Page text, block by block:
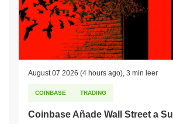
August 07 2026 (4 hours ago) 3 min leer
COINBASE TRADING
Coinbase Añade Wall Street a Su